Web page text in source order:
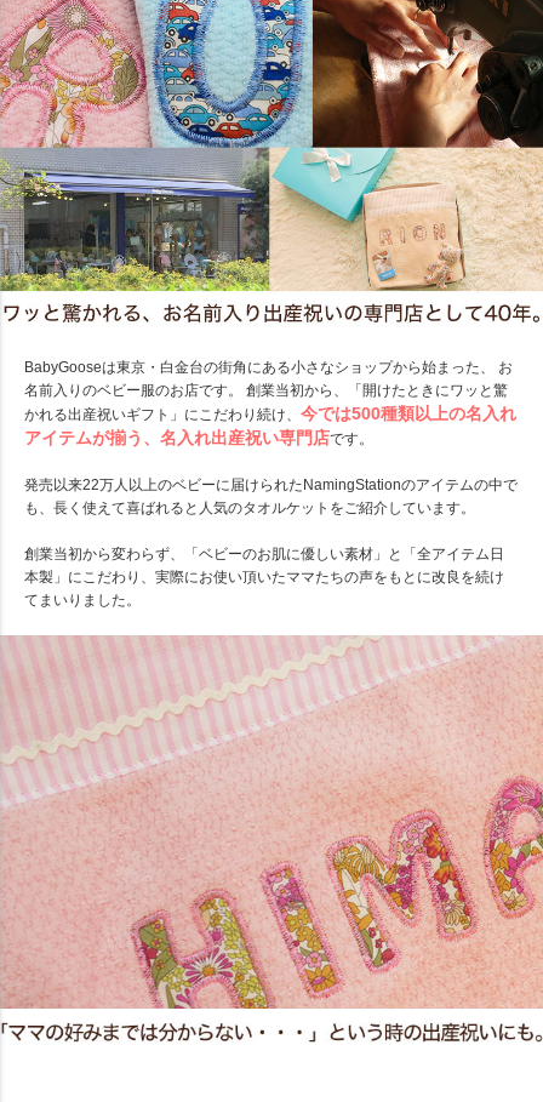
BabyGooseは東京・白金台の街角にある小さなショップから始まった、 お
名前入りのベビー服のお店です。 創業当初から、「開けたときにワッと驚
かれる出産祝いギフト」にこだわり続け、今では500種類以上の名入れ
アイテムが揃う、名入れ出産祝い専門店です。
発売以来22万人以上のベビーに届けられたNamingStationのアイテムの中で
も、長く使えて喜ばれると人気のタオルケットをご紹介しています。
創業当初から変わらず、「ベビーのお肌に優しい素材」と「全アイテム日
本製」にこだわり、実際にお使い頂いたママたちの声をもとに改良を続け
てまいりました。